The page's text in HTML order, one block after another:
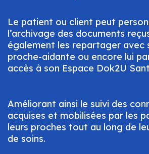
Le patient ou client peut
l’archivage des documents
également les repartager avec
proche-aidante ou encore lui
accès à son Espace Dok2U
Améliorant ainsi le suivi des
acquises et mobilisées par les
leurs proches tout au long de
de soins.